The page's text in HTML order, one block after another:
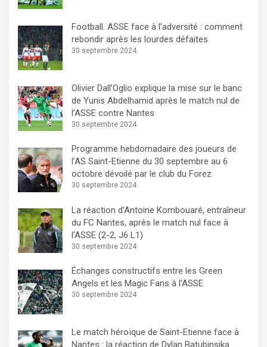
Football. ASSE face à l’adversité : comment
rebondir après les lourdes défaites
30 septembre 2024
Olivier Dall’Oglio explique la mise sur le banc
de Yunis Abdelhamid après le match nul de
l’ASSE contre Nantes
30 septembre 2024
Programme hebdomadaire des joueurs de
l’AS Saint-Etienne du 30 septembre au 6
octobre dévoilé par le club du Forez
30 septembre 2024
La réaction d’Antoine Kombouaré, entraîneur
du FC Nantes, après le match nul face à
l’ASSE (2-2, J6 L1)
30 septembre 2024
Échanges constructifs entre les Green
Angels et les Magic Fans à l’ASSE
30 septembre 2024
Le match héroïque de Saint-Etienne face à
Nantes : la réaction de Dylan Batubinsika